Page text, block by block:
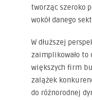
tworząc szeroko
wokół danego
W dłuższej
zaimplikowało to
większych firm
zalążek
do różnorodnej